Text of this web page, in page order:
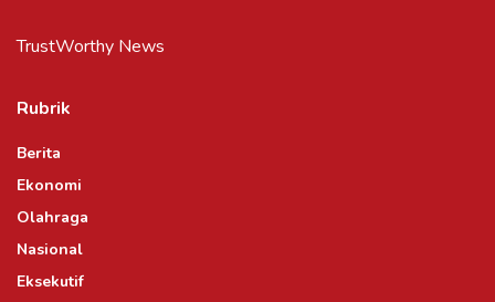
TrustWorthy News
Rubrik
Berita
Ekonomi
Olahraga
Nasional
Eksekutif